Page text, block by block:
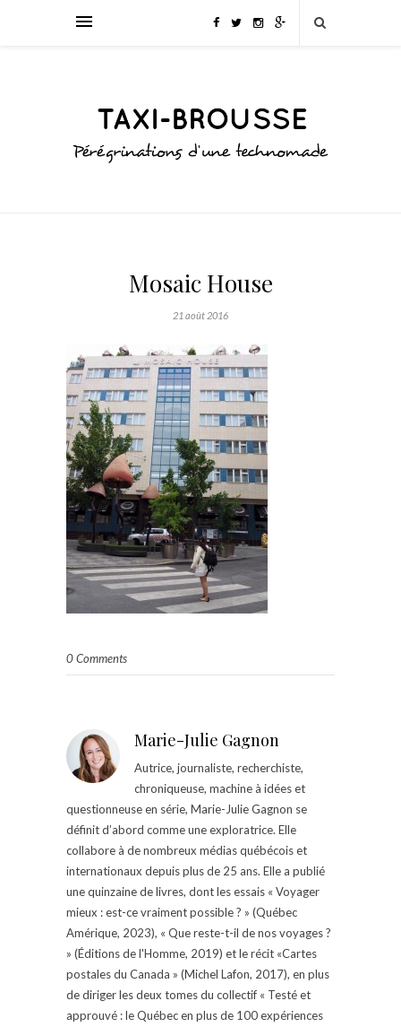
Mosaic House
21 août 2016
0 Comments
Marie-Julie Gagnon
Autrice, journaliste, recherchiste,
chroniqueuse, machine à idées et
questionneuse en série, Marie-Julie Gagnon se
définit d’abord comme une exploratrice. Elle
collabore à de nombreux médias québécois et
internationaux depuis plus de 25 ans. Elle a publié
une quinzaine de livres, dont les essais « Voyager
mieux : est-ce vraiment possible ? » (Québec
Amérique, 2023), « Que reste-t-il de nos voyages ?
» (Éditions de l'Homme, 2019) et le récit «Cartes
postales du Canada » (Michel Lafon, 2017), en plus
de diriger les deux tomes du collectif « Testé et
approuvé : le Québec en plus de 100 expériences